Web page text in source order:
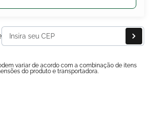
variar de acordo com a combinação de itens
do produto e transportadora.